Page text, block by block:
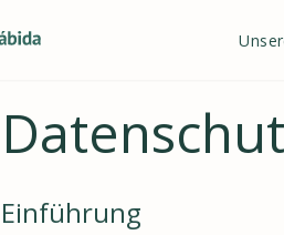
Einführung